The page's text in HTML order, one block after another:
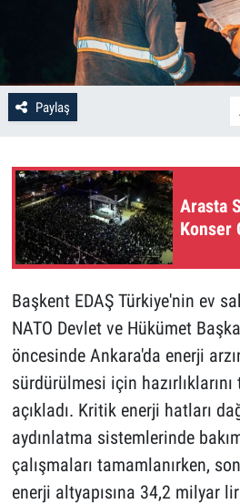
Paylaş
Arasta
Konser
Başkent EDAŞ Türkiye'nin ev
NATO Devlet ve Hükümet
öncesinde Ankara'da enerji
sürdürülmesi için hazırlıklarını
açıkladı. Kritik enerji hatları
aydınlatma sistemlerinde
çalışmaları tamamlanırken,
enerji altyapısına 34,2 milyar